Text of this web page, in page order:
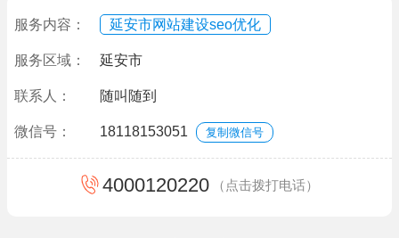
服务内容： 延安市网站建设seo优化
服务区域： 延安市
联系人： 随叫随到
微信号： 18118153051 复制微信号
4000120220 （点击拨打电话）